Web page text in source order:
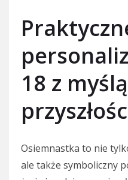
18 z
Osiemnastka to nie
ale także symboliczny